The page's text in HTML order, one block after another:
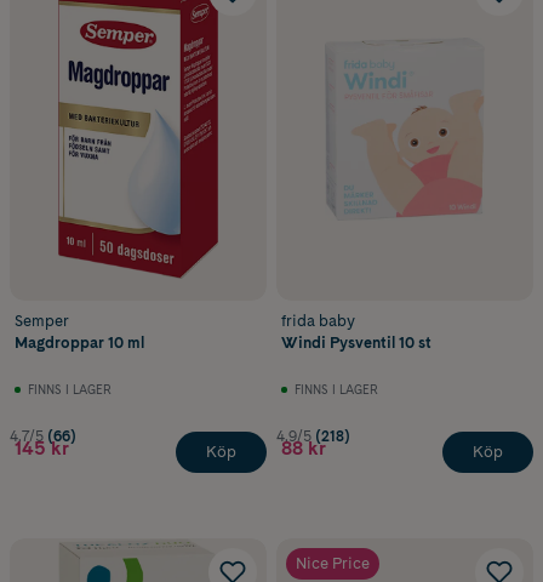
Semper
Magdroppar 10 ml
FINNS I LAGER
4.7/5 (66)
145 kr Köp
frida baby
Windi Pysventil 10 st
FINNS I LAGER
4.9/5 (218)
88 kr Köp
Nice Price